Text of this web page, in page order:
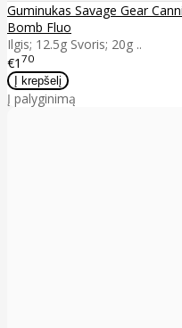
Guminukas Savage Gear
Bomb Fluo
Ilgis; 12.5g Svoris; 20g ..
€1 70
Į palyginimą